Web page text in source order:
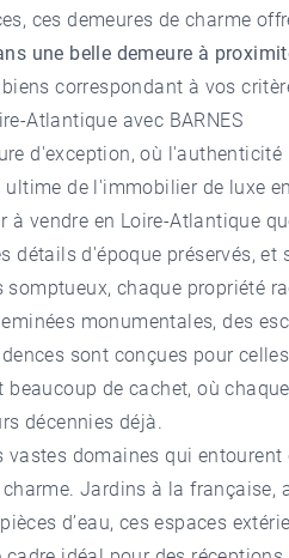
ces demeures de charme
une belle demeure à
correspondant à vos
Atlantique avec BARNES
d'exception, où
ultime de l'immobilier de luxe
à vendre en Loire-Atlantique
détails d'époque préservés, et
chaque propriété
monumentales, des
sont conçues pour
beaucoup de cachet, où
décennies déjà.
vastes domaines qui
Jardins à la française,
d’eau, ces espaces